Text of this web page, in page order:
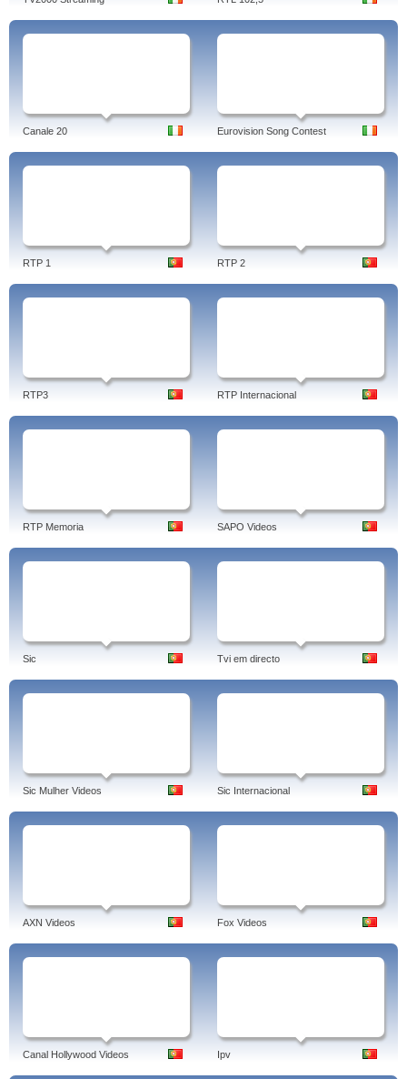
Canale 20 Eurovision Song Contest
RTP 1 RTP 2
RTP3 RTP Internacional
RTP Memoria SAPO Videos
Sic Tvi em directo
Sic Mulher Videos Sic Internacional
AXN Videos Fox Videos
Canal Hollywood Videos Ipv